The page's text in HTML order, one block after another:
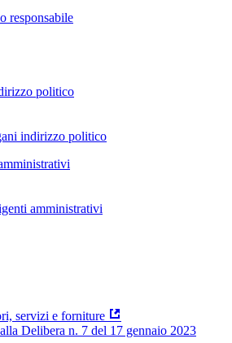
responsabile
politico
indirizzo politico
amministrativi
servizi e forniture
Delibera n. 7 del 17 gennaio 2023